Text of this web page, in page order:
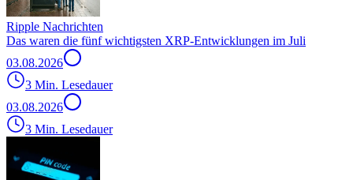
Ripple Nachrichten
Das waren die fünf wichtigsten XRP-Entwicklungen im Juli
03.08.2026
3 Min. Lesedauer
03.08.2026
3 Min. Lesedauer